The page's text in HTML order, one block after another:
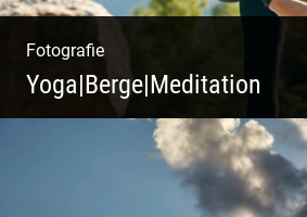
Fotografie
Yoga|Berge|Meditation
Freiheit genießen | Körper,
| Ruhe und Entspannung |